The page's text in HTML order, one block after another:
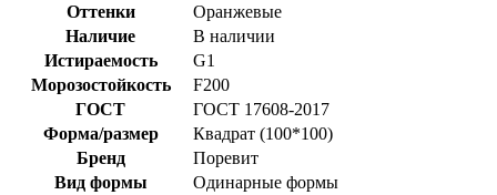
Оттенки
Оранжевые
Наличие
В наличии
Истираемость
G1
Морозостойкость
F200
ГОСТ
ГОСТ 17608-2017
Форма/размер
Квадрат (100*100)
Бренд
Поревит
Вид формы
Одинарные формы